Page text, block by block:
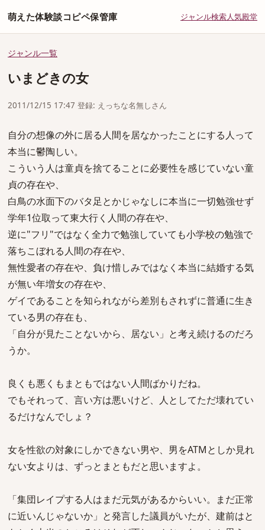
萌えた体験談コピペ保管庫 ジャンル検索人気殿堂
ジャンル一覧
いまどきの女
2011/12/15 17:47 登録: えっちな名無しさん
自分の想像の外に居る人間を居なかったことにする人って
本当に鬱陶しい。
こういう人は童貞を捨てることに必要性を感じていない童
貞の存在や、
白鳥の水面下のバタ足とかじゃなしに本当に一切勉強せず
学年1位取って東大行く人間の存在や、
逆に"フリ"ではなく全力で勉強していても小学校の勉強で
落ちこぼれる人間の存在や、
無性愛者の存在や、負け惜しみではなく本当に結婚する気
が無い年増女の存在や、
ゲイであることを知られながら差別もされずに普通に生き
ている男の存在も、
「自分が見たことないから、居ない」と考え続けるのだろ
うか。
良くも悪くもまともではない人間ばかりだね。
でもそれって、言い方は悪いけど、人としてただ壊れてい
るだけなんでしょ？
女を性欲の対象にしかできない男や、男をATMとしか見れ
ない女よりは、ずっとまともだと思いますよ。
「集団レイプする人はまだ元気があるからいい。まだ正常
に近いんじゃないか」と発言した議員がいたが、建前はと